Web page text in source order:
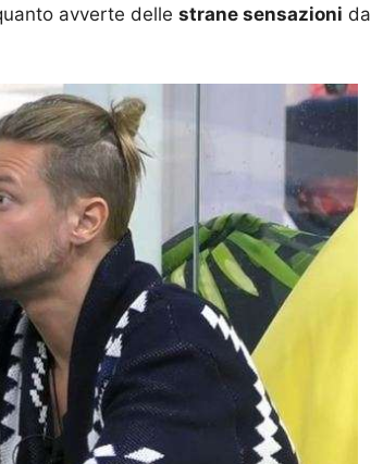
avverte delle strane sensazioni da